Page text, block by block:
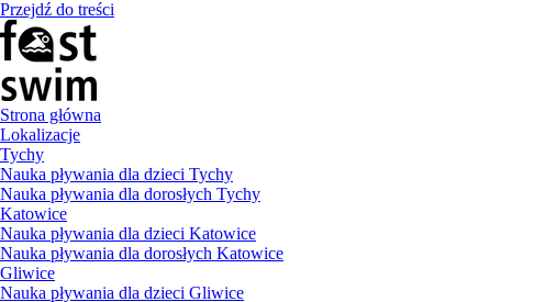
Przejdź do treści
Strona główna
Lokalizacje
Tychy
Nauka pływania dla dzieci Tychy
Nauka pływania dla dorosłych Tychy
Katowice
Nauka pływania dla dzieci Katowice
Nauka pływania dla dorosłych Katowice
Gliwice
Nauka pływania dla dzieci Gliwice